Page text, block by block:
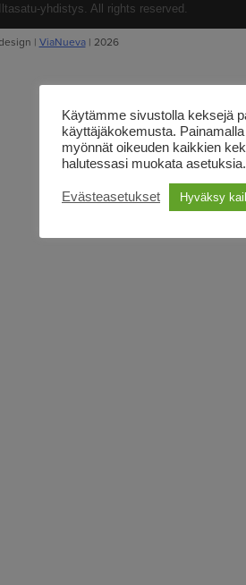
yhdistys. All rights reserved.
| ViaNueva| 2026
Käytämme sivustolla keksejä
käyttäjäkokemusta.
myönnät oikeuden kaikkien
halutessasi muokata asetuksia.
Evästeasetukset Hyväksy